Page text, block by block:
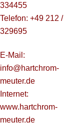
334455
Telefon: +49 212 /
329695
E-Mail:
info@hartchrom-
meuter.de
Internet:
www.hartchrom-
meuter.de